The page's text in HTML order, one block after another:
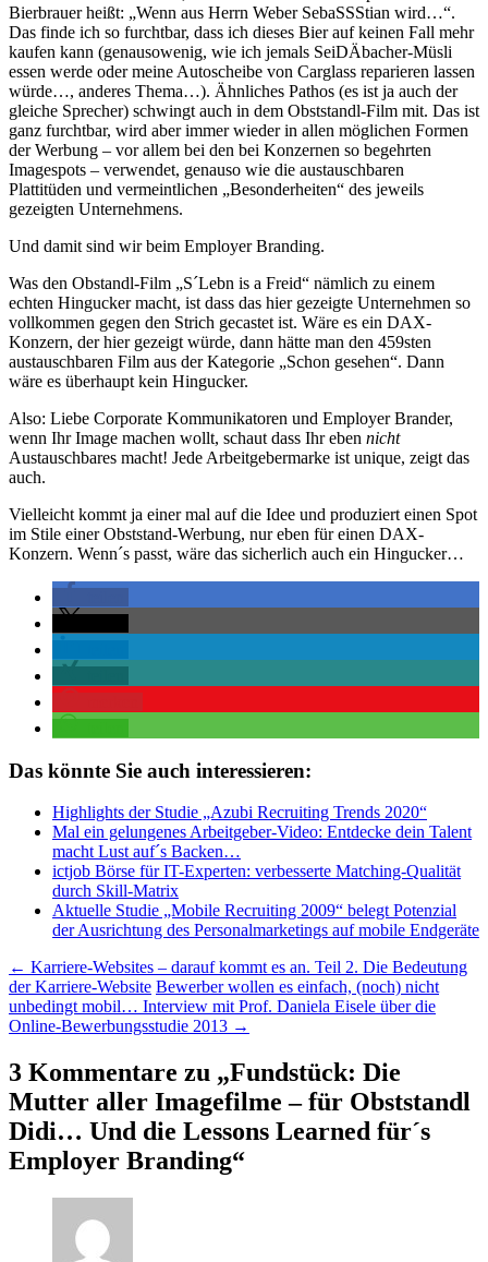
Bierbrauer heißt: „Wenn aus Herrn Weber SebaSSStian wird…“.
Das finde ich so furchtbar, dass ich dieses Bier auf keinen Fall mehr
kaufen kann (genausowenig, wie ich jemals SeiDÄbacher-Müsli
essen werde oder meine Autoscheibe von Carglass reparieren lassen
würde…, anderes Thema…). Ähnliches Pathos (es ist ja auch der
gleiche Sprecher) schwingt auch in dem Obststandl-Film mit. Das ist
ganz furchtbar, wird aber immer wieder in allen möglichen Formen
der Werbung – vor allem bei den bei Konzernen so begehrten
Imagespots – verwendet, genauso wie die austauschbaren
Plattitüden und vermeintlichen „Besonderheiten“ des jeweils
gezeigten Unternehmens.
Und damit sind wir beim Employer Branding.
Was den Obstandl-Film „S´Lebn is a Freid“ nämlich zu einem
echten Hingucker macht, ist dass das hier gezeigte Unternehmen so
vollkommen gegen den Strich gecastet ist. Wäre es ein DAX-
Konzern, der hier gezeigt würde, dann hätte man den 459sten
austauschbaren Film aus der Kategorie „Schon gesehen“. Dann
wäre es überhaupt kein Hingucker.
Also: Liebe Corporate Kommunikatoren und Employer Brander,
wenn Ihr Image machen wollt, schaut dass Ihr eben nicht
Austauschbares macht! Jede Arbeitgebermarke ist unique, zeigt das
auch.
Vielleicht kommt ja einer mal auf die Idee und produziert einen Spot
im Stile einer Obststand-Werbung, nur eben für einen DAX-
Konzern. Wenn´s passt, wäre das sicherlich auch ein Hingucker…
Das könnte Sie auch interessieren:
Highlights der Studie „Azubi Recruiting Trends 2020“
Mal ein gelungenes Arbeitgeber-Video: Entdecke dein Talent
macht Lust auf´s Backen…
ictjob Börse für IT-Experten: verbesserte Matching-Qualität
durch Skill-Matrix
Aktuelle Studie „Mobile Recruiting 2009“ belegt Potenzial
der Ausrichtung des Personalmarketings auf mobile Endgeräte
Beitragsnavigation
← Karriere-Websites – darauf kommt es an. Teil 2. Die Bedeutung
der Karriere-Website Bewerber wollen es einfach, (noch) nicht
unbedingt mobil… Interview mit Prof. Daniela Eisele über die
Online-Bewerbungsstudie 2013 →
3 Kommentare zu „Fundstück: Die
Mutter aller Imagefilme – für Obststandl
Didi… Und die Lessons Learned für´s
Employer Branding“